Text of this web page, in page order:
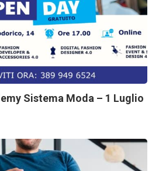
Sistema Moda – 1 Luglio